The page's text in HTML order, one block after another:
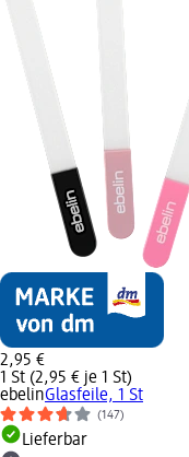
2,95 €
1 St (2,95 € je 1 St)
ebelinGlasfeile, 1 St
(147)
Lieferbar